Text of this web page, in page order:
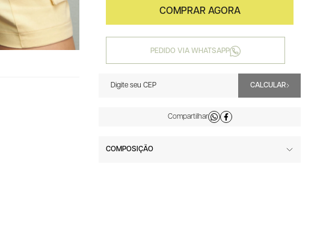
PEDIDO VIA WHATSAPP
COMPOSIÇÃO